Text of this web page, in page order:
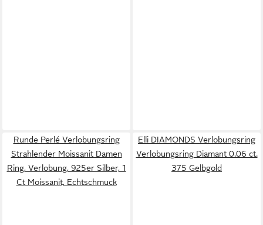
Runde Perlé Verlobungsring
Strahlender Moissanit Damen
Ring, Verlobung, 925er Silber, 1
Ct Moissanit, Echtschmuck
Elli DIAMONDS Verlobungsring
Verlobungsring Diamant 0.06 ct.
375 Gelbgold